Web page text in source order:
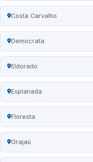
Costa Carvalho
Democrata
Eldorado
Esplanada
Floresta
Grajaú